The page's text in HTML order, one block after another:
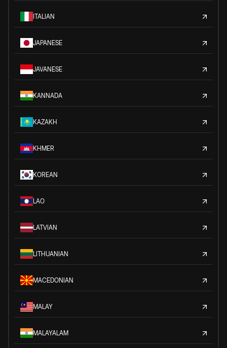
ITALIAN
JAPANESE
JAVANESE
KANNADA
KAZAKH
KHMER
KOREAN
LAO
LATVIAN
LITHUANIAN
MACEDONIAN
MALAY
MALAYALAM